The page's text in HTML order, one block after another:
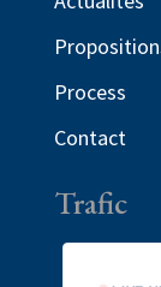
Process
Contact
Trafic